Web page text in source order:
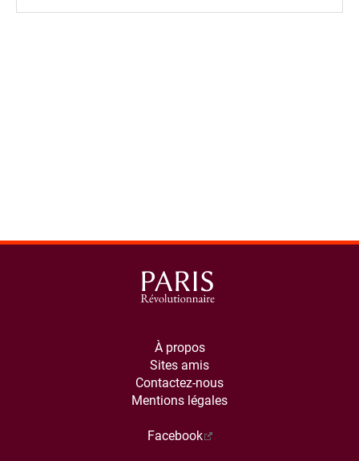
À propos
Sites amis
Contactez-nous
Mentions légales
Facebook